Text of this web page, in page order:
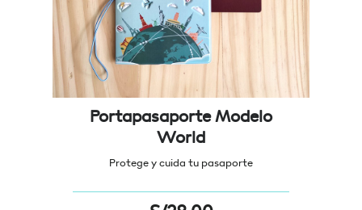
Portapasaporte Modelo
World
Protege y cuida tu pasaporte